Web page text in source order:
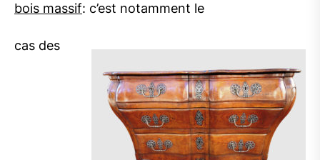
bois massif: c’est notamment le
cas des